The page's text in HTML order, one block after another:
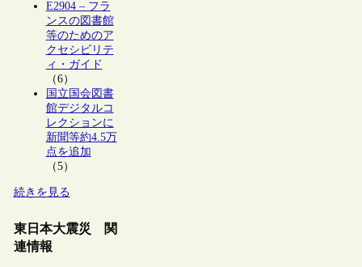
E2904 – フラ
ンスの図書館
等のためのア
クセシビリテ
ィ・ガイド
（6）
国立国会図書
館デジタルコ
レクションに
新聞等約4.5万
点を追加
（5）
続きを見る
東日本大震災 関
連情報